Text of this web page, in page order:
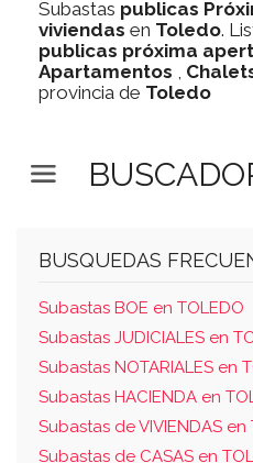
Subastas publicas
viviendas en Toledo.
publicas próxima
Apartamentos ,
provincia de Toledo
BUSQUEDAS
Subastas BOE en TOLEDO
Subastas JUDICIALES en
Subastas NOTARIALES en
Subastas HACIENDA en
Subastas de VIVIENDAS en
Subastas de CASAS en